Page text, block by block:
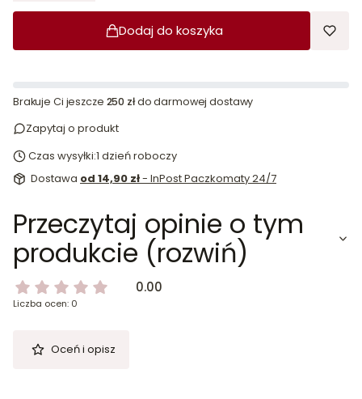
Dodaj do koszyka
Brakuje Ci jeszcze 250 złdo darmowej dostawy
Zapytaj o produkt
Czas wysyłki:1 dzień roboczy
Dostawa od 14,90 zł- InPost Paczkomaty 24/7
Przeczytaj opinie o tym
produkcie (rozwiń)
0.00
Liczba ocen: 0
Oceń i opisz